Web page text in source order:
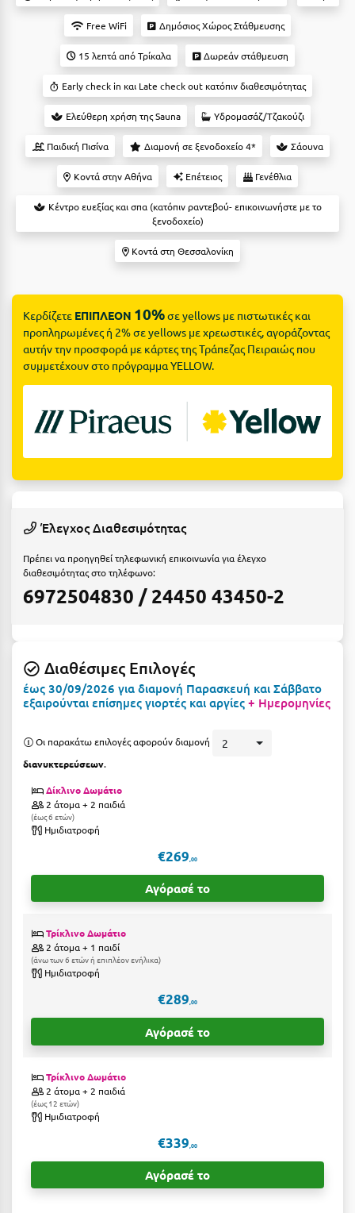
Δελφοί
Διακοπτό
Ελάτη Αρκαδίας
Ελληνικό Αρκαδίας
Ερμιόνη
Εύβοια
Ευρυτανία
Ηράκλειο
Θεσσαλονίκη
Ιεράπετρα
Ικαρία
Ιωάννινα
Καβάλα
Καλάβρυτα
Κάλυμνος
Καμένα Βούρλα
Καρδαμύλη
Free WiFi Δημόσιος Χώρος Στάθμευσης
15 λεπτά από Τρίκαλα Δωρεάν στάθμευση
Early check in και Late check out κατόπιν διαθεσιμότητας
Ελεύθερη χρήση της Sauna Υδρομασάζ/Τζακούζι
Παιδική Πισίνα Διαμονή σε ξενοδοχείο 4* Σάουνα
Κοντά στην Αθήνα Επέτειος Γενέθλια
Κέντρο ευεξίας και σπα (κατόπιν ραντεβού- επικοινωνήστε με το
ξενοδοχείο)
Κοντά στη Θεσσαλονίκη
Κερδίζετε ΕΠΙΠΛΕΟΝ 10%σε yellows με πιστωτικές και
προπληρωμένες ή 2% σε yellows με χρεωστικές, αγοράζοντας
αυτήν την προσφορά με κάρτες της Τράπεζας Πειραιώς που
συμμετέχουν στο πρόγραμμα YELLOW.
Έλεγχος Διαθεσιμότητας
Πρέπει να προηγηθεί τηλεφωνική επικοινωνία για έλεγχο
διαθεσιμότητας στο τηλέφωνο:
6972504830 / 24450 43450-2
Διαθέσιμες Επιλογές
έως 30/09/2026 για διαμονή Παρασκευή και Σάββατο
εξαιρούνται επίσημες γιορτές και αργίες + Ημερομηνίες
Οι παρακάτω επιλογές αφορούν διαμονή 2
διανυκτερεύσεων.
Δίκλινο Δωμάτιο
2 άτομα + 2 παιδιά
έως 6 ετών
Ημιδιατροφή
€269 ,00
Αγόρασέ το
Τρίκλινο Δωμάτιο
2 άτομα + 1 παιδί
άνω των 6 ετών ή επιπλέον ενήλικα
Ημιδιατροφή
€289 ,00
Αγόρασέ το
Τρίκλινο Δωμάτιο
2 άτομα + 2 παιδιά
έως 12 ετών
Ημιδιατροφή
€339 ,00
Αγόρασέ το